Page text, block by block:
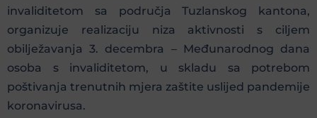
invaliditetom sa područja Tuzlanskog kantona,
organizuje realizaciju niza aktivnosti s ciljem
obilježavanja 3. decembra – Međunarodnog dana
osoba s invaliditetom, u skladu sa potrebom
poštivanja trenutnih mjera zaštite uslijed pandemije
koronavirusa.